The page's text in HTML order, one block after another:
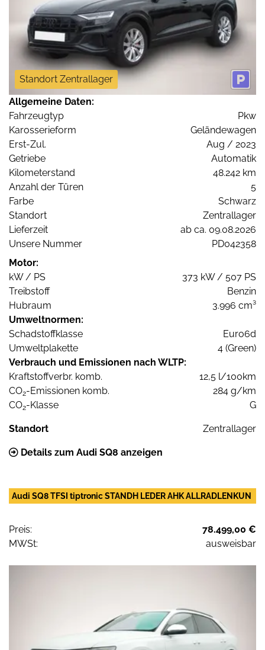
Standort Zentrallager
Allgemeine Daten:
Fahrzeugtyp
Pkw
Karosserieform
Geländewagen
Erst-Zul.
Aug / 2023
Getriebe
Automatik
Kilometerstand
48.242 km
Anzahl der Türen
5
Farbe
Schwarz
Standort
Zentrallager
Lieferzeit
ab ca. 09.08.2026
Unsere Nummer
PD042358
Motor:
kW / PS
373 kW / 507 PS
Treibstoff
Benzin
Hubraum
3.996 cm³
Umweltnormen:
Schadstoffklasse
Euro6d
Umweltplakette
4 (Green)
Verbrauch und Emissionen nach WLTP:
Kraftstoffverbr. komb.
12,5 l/100km
CO2-Emissionen komb.
284 g/km
CO2-Klasse G
Standort Zentrallager
Details zum Audi SQ8 anzeigen
Audi SQ8 TFSI tiptronic STANDH LEDER AHK ALLRADLENKUN
Preis:
78.499,00 €
MWSt:
ausweisbar